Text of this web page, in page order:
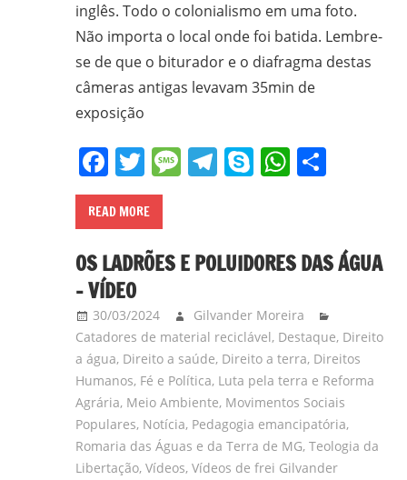
inglês. Todo o colonialismo em uma foto.
Não importa o local onde foi batida. Lembre-
se de que o biturador e o diafragma destas
câmeras antigas levavam 35min de
exposição
Facebook
Twitter
Message
Telegram
SkypeShare
READ MORE
OS LADRÕES E POLUIDORES DAS ÁGUA
– VÍDEO
30/03/2024
Gilvander Moreira
Catadores de material reciclável, Destaque, Direito
a água, Direito a saúde, Direito a terra, Direitos
Humanos, Fé e Política, Luta pela terra e Reforma
Agrária, Meio Ambiente, Movimentos Sociais
Populares, Notícia, Pedagogia emancipatória,
Romaria das Águas e da Terra de MG, Teologia da
Libertação, Vídeos, Vídeos de frei Gilvander